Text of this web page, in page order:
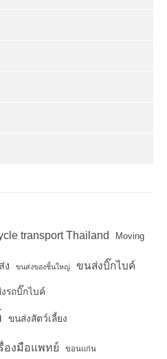
transport Thailand Moving
ง ขนส่งของชิ้นใหญ่ ขนส่งบิ๊กไบค์
รถบิ๊กไบค์
ขนส่งสัตว์เลี้ยง
องมือแพทย์ ขอนแก่น